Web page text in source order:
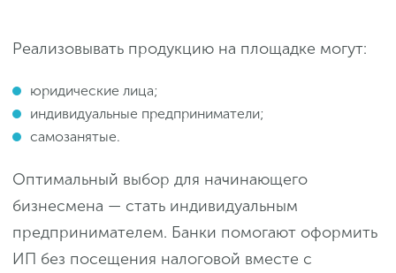
Реализовывать продукцию на площадке могут:
юридические лица;
индивидуальные предприниматели;
самозанятые.
Оптимальный выбор для начинающего
бизнесмена — стать индивидуальным
предпринимателем. Банки помогают оформить
ИП без посещения налоговой вместе с